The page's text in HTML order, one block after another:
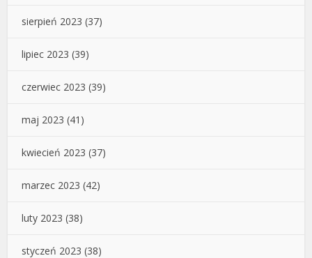
sierpień 2023 (37)
lipiec 2023 (39)
czerwiec 2023 (39)
maj 2023 (41)
kwiecień 2023 (37)
marzec 2023 (42)
luty 2023 (38)
styczeń 2023 (38)